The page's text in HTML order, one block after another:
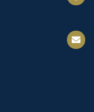
